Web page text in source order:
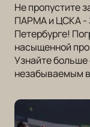
Не пропустите
ПАРМА и ЦСКА -
Петербурге!
насыщенной
Узнайте больше
незабываемым